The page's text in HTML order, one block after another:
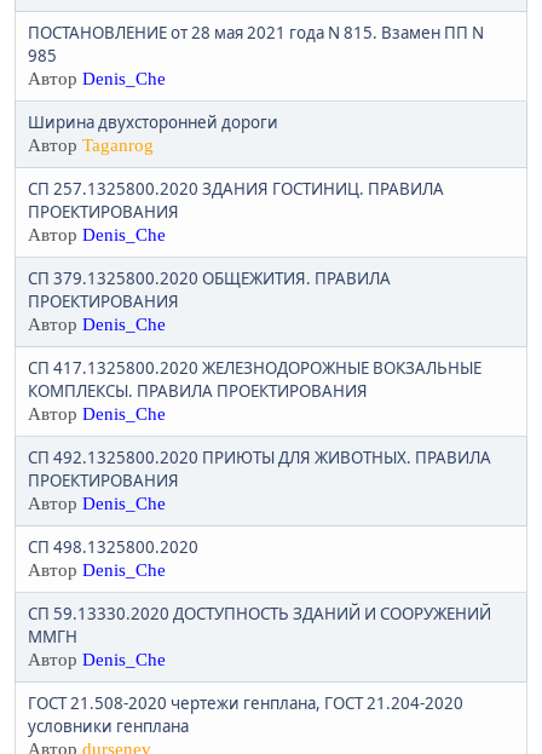
ПОСТАНОВЛЕНИЕ от 28 мая 2021 года N 815. Взамен ПП N
985
Автор Denis_Che
Ширина двухсторонней дороги
Автор Taganrog
СП 257.1325800.2020 ЗДАНИЯ ГОСТИНИЦ. ПРАВИЛА
ПРОЕКТИРОВАНИЯ
Автор Denis_Che
СП 379.1325800.2020 ОБЩЕЖИТИЯ. ПРАВИЛА
ПРОЕКТИРОВАНИЯ
Автор Denis_Che
СП 417.1325800.2020 ЖЕЛЕЗНОДОРОЖНЫЕ ВОКЗАЛЬНЫЕ
КОМПЛЕКСЫ. ПРАВИЛА ПРОЕКТИРОВАНИЯ
Автор Denis_Che
СП 492.1325800.2020 ПРИЮТЫ ДЛЯ ЖИВОТНЫХ. ПРАВИЛА
ПРОЕКТИРОВАНИЯ
Автор Denis_Che
СП 498.1325800.2020
Автор Denis_Che
СП 59.13330.2020 ДОСТУПНОСТЬ ЗДАНИЙ И СООРУЖЕНИЙ
ММГН
Автор Denis_Che
ГОСТ 21.508-2020 чертежи генплана, ГОСТ 21.204-2020
условники генплана
Автор dursenev